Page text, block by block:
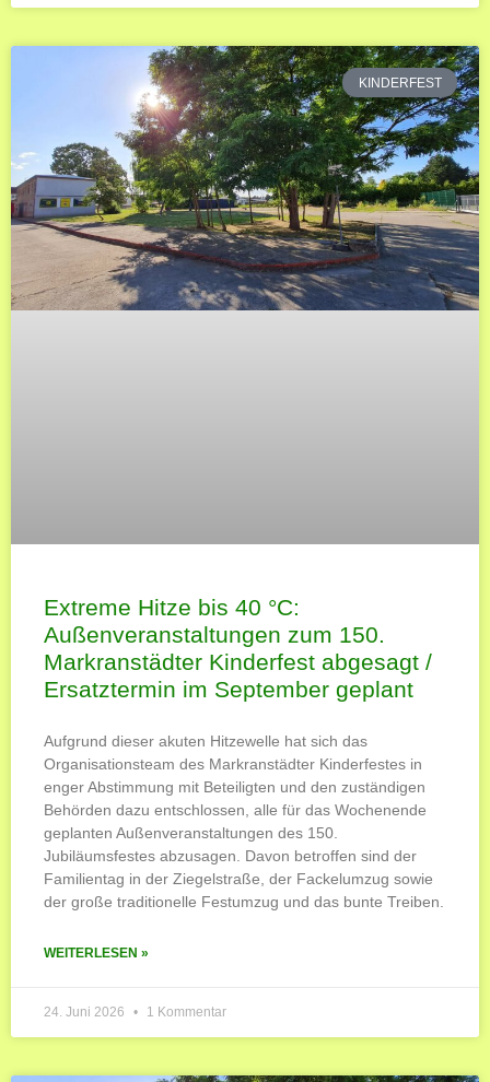
KINDERFEST
Extreme Hitze bis 40 °C:
Außenveranstaltungen zum 150.
Markranstädter Kinderfest abgesagt /
Ersatztermin im September geplant
Aufgrund dieser akuten Hitzewelle hat sich das
Organisationsteam des Markranstädter Kinderfestes in
enger Abstimmung mit Beteiligten und den zuständigen
Behörden dazu entschlossen, alle für das Wochenende
geplanten Außenveranstaltungen des 150.
Jubiläumsfestes abzusagen. Davon betroffen sind der
Familientag in der Ziegelstraße, der Fackelumzug sowie
der große traditionelle Festumzug und das bunte Treiben.
WEITERLESEN »
24. Juni 2026 1 Kommentar